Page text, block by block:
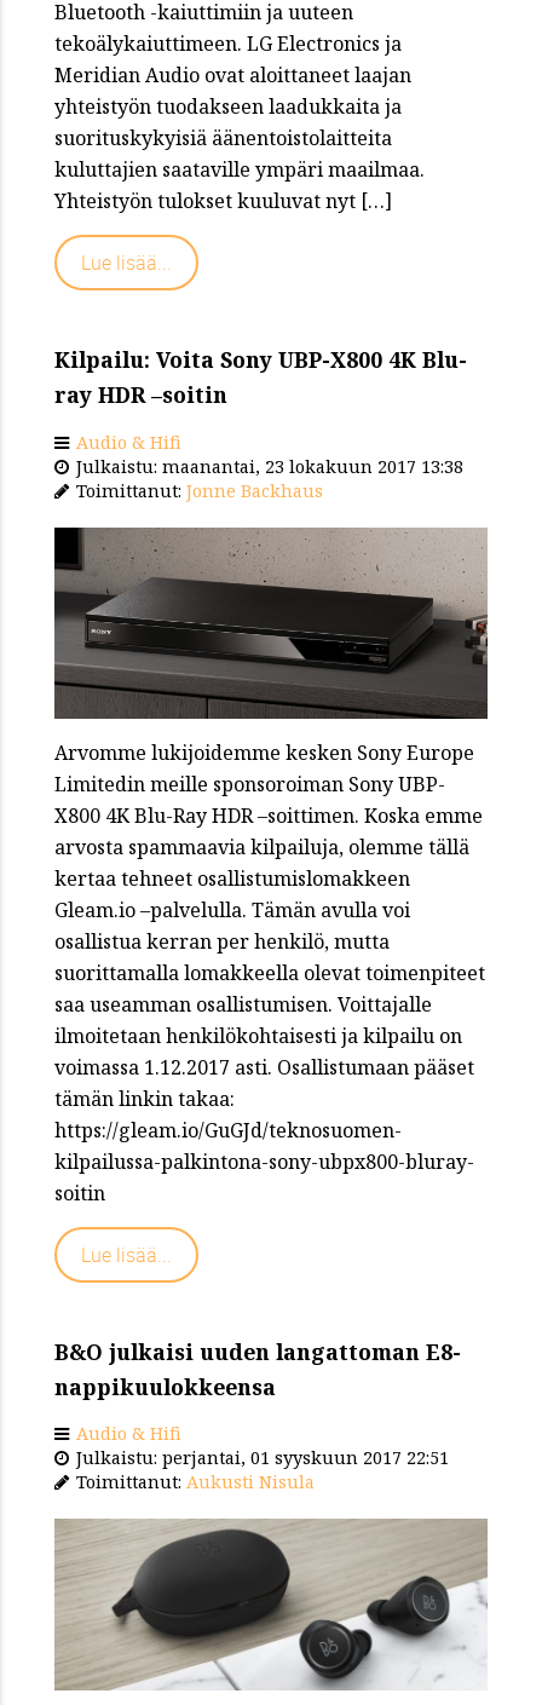
Bluetooth -kaiuttimiin ja uuteen
tekoälykaiuttimeen. LG Electronics ja
Meridian Audio ovat aloittaneet laajan
yhteistyön tuodakseen laadukkaita ja
suorituskykyisiä äänentoistolaitteita
kuluttajien saataville ympäri maailmaa.
Yhteistyön tulokset kuuluvat nyt […]
Lue lisää...
Kilpailu: Voita Sony UBP-X800 4K Blu-
ray HDR –soitin
Audio & Hifi
Julkaistu: maanantai, 23 lokakuun 2017 13:38
Toimittanut: Jonne Backhaus
Arvomme lukijoidemme kesken Sony Europe
Limitedin meille sponsoroiman Sony UBP-
X800 4K Blu-Ray HDR –soittimen. Koska emme
arvosta spammaavia kilpailuja, olemme tällä
kertaa tehneet osallistumislomakkeen
Gleam.io –palvelulla. Tämän avulla voi
osallistua kerran per henkilö, mutta
suorittamalla lomakkeella olevat toimenpiteet
saa useamman osallistumisen. Voittajalle
ilmoitetaan henkilökohtaisesti ja kilpailu on
voimassa 1.12.2017 asti. Osallistumaan pääset
tämän linkin takaa:
https://gleam.io/GuGJd/teknosuomen-
kilpailussa-palkintona-sony-ubpx800-bluray-
soitin
Lue lisää...
B&O julkaisi uuden langattoman E8-
nappikuulokkeensa
Audio & Hifi
Julkaistu: perjantai, 01 syyskuun 2017 22:51
Toimittanut: Aukusti Nisula